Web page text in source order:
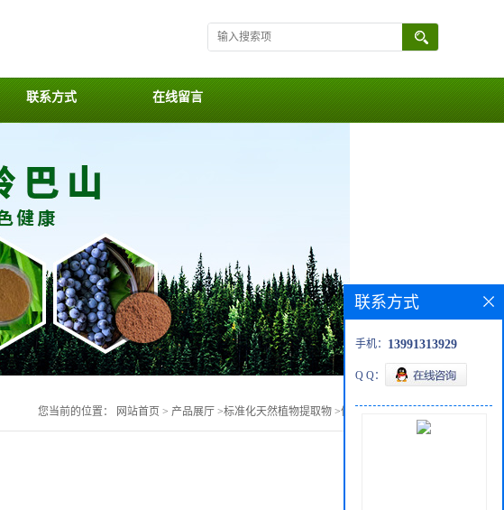
联系方式 在线留言
您当前的位置： 网站首页 > 产品展厅 >标准化天然植物提取物 >僵蚕提取物价格
联系方式
手机： 13991313929
Q Q：